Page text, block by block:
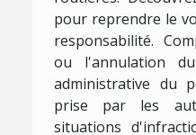
pour reprendre le
responsabilité.
ou l'annulation
administrative du
prise par les
situations